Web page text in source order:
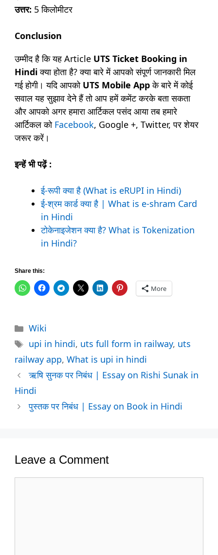
उत्तर: 5 किलोमीटर
Conclusion
उम्मीद है कि यह Article UTS Ticket Booking in
Hindiक्या होता है? क्या बारे में आपको संपूर्ण जानकारी मिल
गई होगी। यदि आपको UTS Mobile Appके बारे में कोई
सवाल यह सुझाव देने हैं तो आप हमें कमेंट करके बता सकता
और आपको अगर हमारा आर्टिकल पसंद आया तब हमारे
आर्टिकल को Facebook, Google +, Twitter, पर शेयर
जरूर करें।
इन्हें भी पढ़ें :
ई-रूपी क्या है (What is eRUPI in Hindi)
ई-श्रम कार्ड क्या है | What is e-shram Card
in Hindi
टोकेनाइजेशन क्या है? What is Tokenization
in Hindi?
Share this:
More
Categories
Wiki
Tags
upi in hindi, uts full form in railway, uts
railway app, What is upi in hindi
ऋषि सुनक पर निबंध | Essay on Rishi Sunak in
Hindi
पुस्तक पर निबंध | Essay on Book in Hindi
Leave a Comment